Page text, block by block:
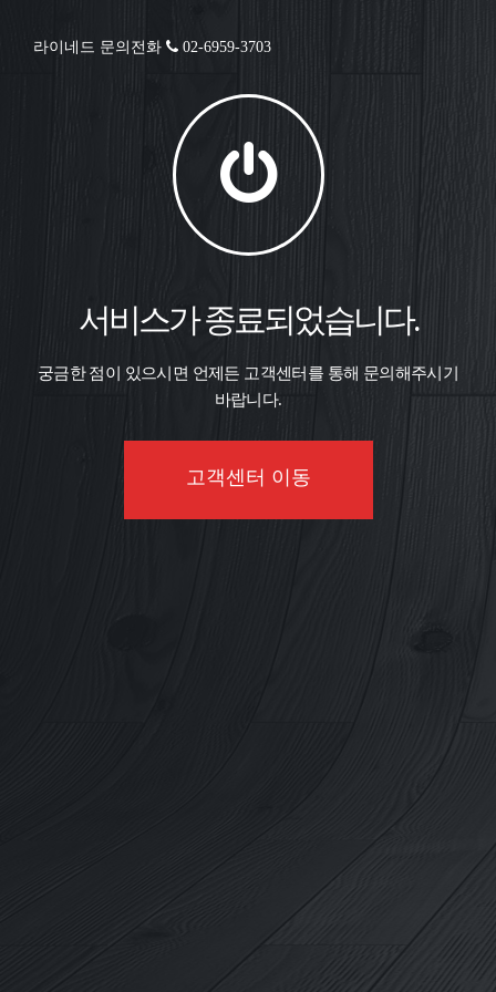
라이네드 문의전화 02-6959-3703
서비스가 종료되었습니다.
궁금한 점이 있으시면 언제든 고객센터를 통해 문의해주시기
바랍니다.
고객센터 이동